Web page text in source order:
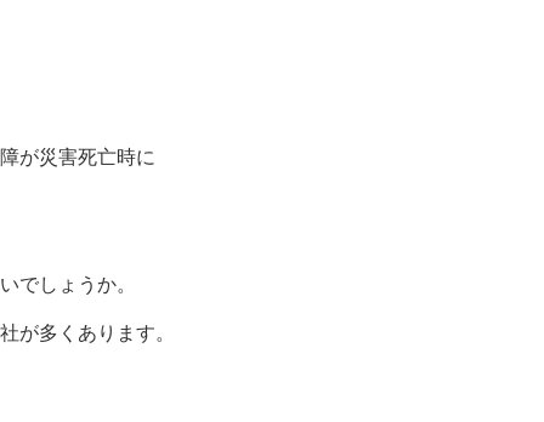
が災害死亡時に
でしょうか。
が多くあります。